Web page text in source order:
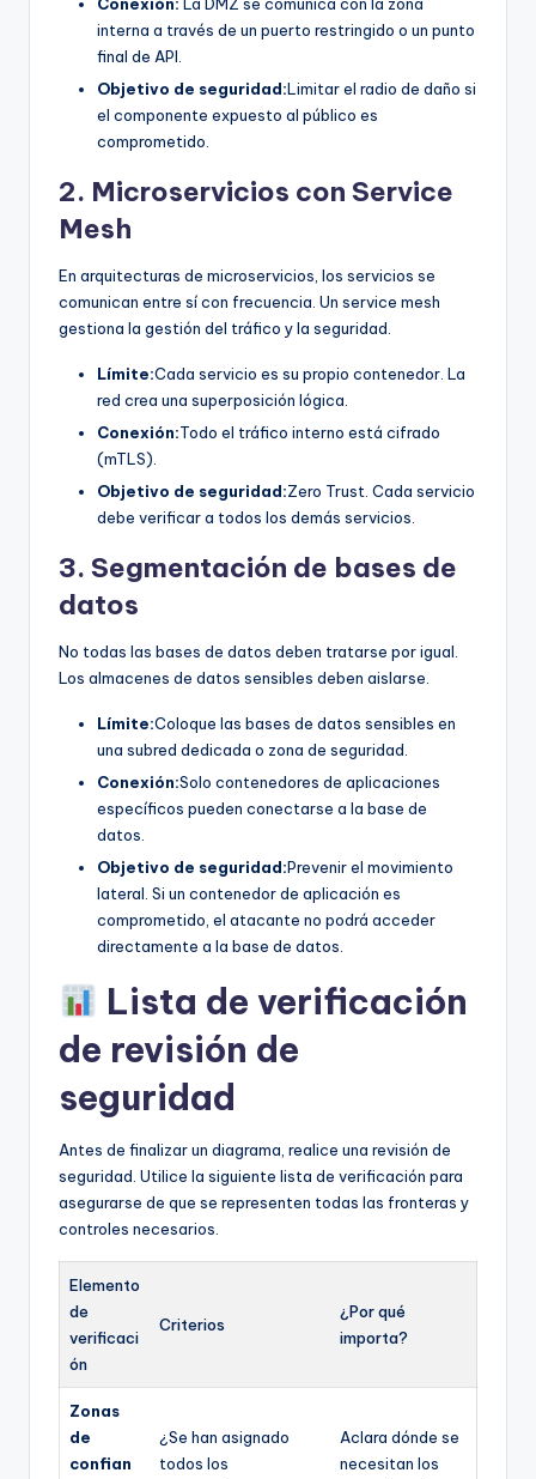
interna a través de un puerto restringido o un punto
final de API.
Objetivo de seguridad:Limitar el radio de daño si
el componente expuesto al público es
comprometido.
2. Microservicios con Service
Mesh
En arquitecturas de microservicios, los servicios se
comunican entre sí con frecuencia. Un service mesh
gestiona la gestión del tráfico y la seguridad.
Límite:Cada servicio es su propio contenedor. La
red crea una superposición lógica.
Conexión:Todo el tráfico interno está cifrado
(mTLS).
Objetivo de seguridad:Zero Trust. Cada servicio
debe verificar a todos los demás servicios.
3. Segmentación de bases de
datos
No todas las bases de datos deben tratarse por igual.
Los almacenes de datos sensibles deben aislarse.
Límite:Coloque las bases de datos sensibles en
una subred dedicada o zona de seguridad.
Conexión:Solo contenedores de aplicaciones
específicos pueden conectarse a la base de
datos.
Objetivo de seguridad:Prevenir el movimiento
lateral. Si un contenedor de aplicación es
comprometido, el atacante no podrá acceder
directamente a la base de datos.
Lista de verificación
de revisión de
seguridad
Antes de finalizar un diagrama, realice una revisión de
seguridad. Utilice la siguiente lista de verificación para
asegurarse de que se representen todas las fronteras y
controles necesarios.
Elemento
de
verificaci
ón
Criterios
¿Por qué
importa?
Zonas
de
confian
¿Se han asignado
todos los
Aclara dónde se
necesitan los